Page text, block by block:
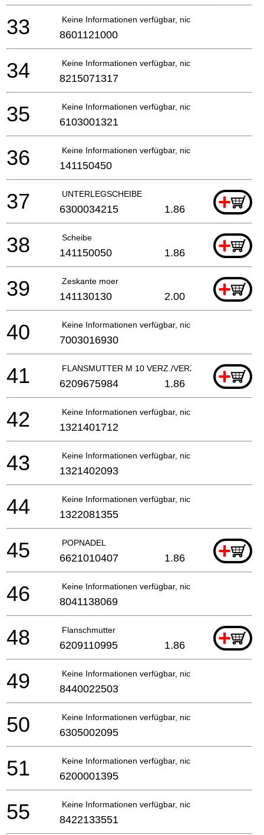
Keine Informationen verfügbar, nicht bestellbar
33 8601121000
Keine Informationen verfügbar, nicht bestellbar
34 8215071317
Keine Informationen verfügbar, nicht bestellbar
35 6103001321
Keine Informationen verfügbar, nicht bestellbar
36 141150450
UNTERLEGSCHEIBE +
37 6300034215 1.86
Scheibe +
38 141150050 1.86
Zeskante moer +
39 141130130 2.00
Keine Informationen verfügbar, nicht bestellbar
40 7003016930
FLANSMUTTER M 10 VERZ./VERZAHNUNGSAUF
+
41 6209675984 1.86
Keine Informationen verfügbar, nicht bestellbar
42 1321401712
Keine Informationen verfügbar, nicht bestellbar
43 1321402093
Keine Informationen verfügbar, nicht bestellbar
44 1322081355
POPNADEL +
45 6621010407 1.86
Keine Informationen verfügbar, nicht bestellbar
46 8041138069
Flanschmutter +
48 6209110995 1.86
Keine Informationen verfügbar, nicht bestellbar
49 8440022503
Keine Informationen verfügbar, nicht bestellbar
50 6305002095
Keine Informationen verfügbar, nicht bestellbar
51 6200001395
Keine Informationen verfügbar, nicht bestellbar
55 8422133551